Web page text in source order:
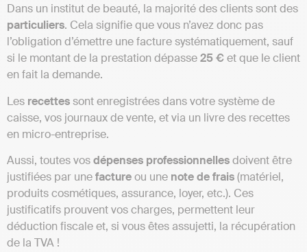
Dans un institut de beauté, la majorité des clients sont des
particuliers. Cela signifie que vous n’avez donc pas
l’obligation d’émettre une facture systématiquement, sauf
si le montant de la prestation dépasse25 €et que le client
en fait la demande.
Les recettessont enregistrées dans votre système de
caisse, vos journaux de vente, et via un livre des recettes
en micro-entreprise.
Aussi, toutes vosdépenses professionnellesdoivent être
justifiées par unefactureou une note de frais(matériel,
produits cosmétiques, assurance, loyer, etc.). Ces
justificatifs prouvent vos charges, permettent leur
déduction fiscale et, si vous êtes assujetti, la récupération
de la TVA !